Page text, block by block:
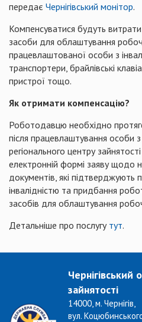
передає Чернігівський монітор.
Компенсуватися будуть
засоби для облаштування
працевлаштованої особи з
транспортери, брайлівські
пристрої тощо.
Як отримати компенсацію?
Роботодавцю необхідно
після працевлаштування особи
регіонального центру
електронній формі заяву щодо
документів, які підтверджують
інвалідністю та придбання
засобів для облаштування
Детальніше про послугу тут.
Чернігівський
зайнятості
14000, м. Чернігів,
вул.